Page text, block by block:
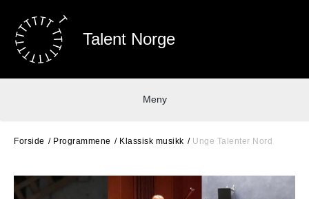
Talent Norge
Meny
Forside Programmene Klassisk musikk Unge Talenter Nord